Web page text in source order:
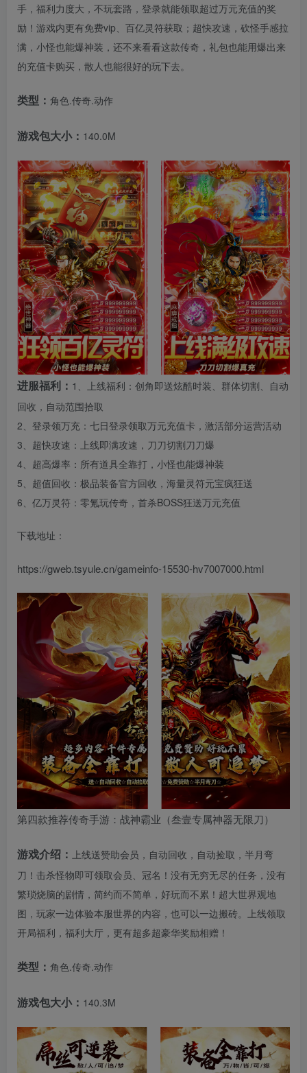
手，福利力度大，不玩套路，登录就能领取超过万元充值的奖
励！游戏内更有免费vip、百亿灵符获取；超快攻速，砍怪手感拉
满，小怪也能爆神装，还不来看看这款传奇，礼包也能用爆出来
的充值卡购买，散人也能很好的玩下去。
类型： 角色.传奇.动作
游戏包大小： 140.0M
进服福利： 1、上线福利：创角即送炫酷时装、群体切割、自动
回收，自动范围拾取
2、登录领万充：七日登录领取万元充值卡，激活部分运营活动
3、超快攻速：上线即满攻速，刀刀切割刀刀爆
4、超高爆率：所有道具全靠打，小怪也能爆神装
5、超值回收：极品装备官方回收，海量灵符元宝疯狂送
6、亿万灵符：零氪玩传奇，首杀BOSS狂送万元充值
下载地址：
https://gweb.tsyule.cn/gameinfo-15530-hv7007000.html
第四款推荐传奇手游：战神霸业（叁壹专属神器无限刀）
游戏介绍： 上线送赞助会员，自动回收，自动捡取，半月弯
刀！击杀怪物即可领取会员、冠名！没有无穷无尽的任务，没有
繁琐烧脑的剧情，简约而不简单，好玩而不累！超大世界观地
图，玩家一边体验本服世界的内容，也可以一边搬砖。上线领取
开局福利，福利大厅，更有超多超豪华奖励相赠！
类型： 角色.传奇.动作
游戏包大小： 140.3M